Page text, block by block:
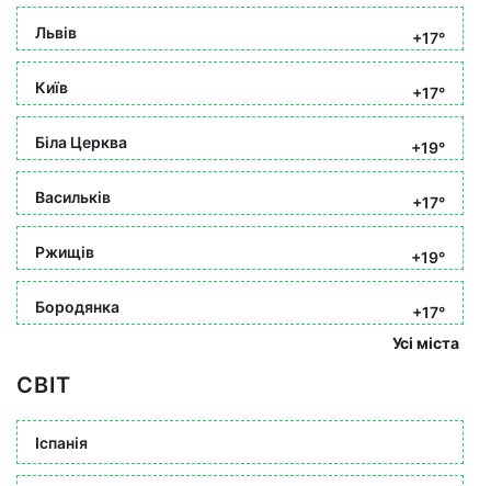
Львів +17°
Київ +17°
Біла Церква +19°
Васильків +17°
Ржищів +19°
Бородянка
+17°
Усі міста
СВІТ
Іспанія